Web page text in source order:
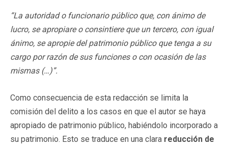
“La autoridad o funcionario público que, con ánimo de
lucro, se apropiare o consintiere que un tercero, con igual
ánimo, se apropie del patrimonio público que tenga a su
cargo por razón de sus funciones o con ocasión de las
mismas (…)”.
Como consecuencia de esta redacción se limita la
comisión del delito a los casos en que el autor se haya
apropiado de patrimonio público, habiéndolo incorporado a
su patrimonio. Esto se traduce en una clara reducción de